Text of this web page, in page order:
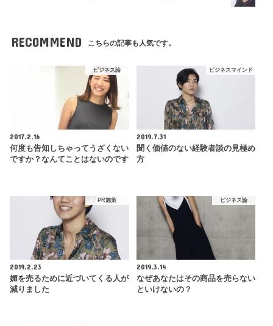
RECOMMEND こちらの記事も人気です。
ビジネス論
2017.2.16
何度も告知しちゃってうざくない
ですか？なんてことはないのです
ビジネスマインド
2019.7.31
聞く価値のない経験者談の見極め
方
PR施策
2019.2.23
媚を売るために近づいてくる人が
減りました
ビジネス論
2019.3.14
なぜあなたはその商品を売らない
といけないの？